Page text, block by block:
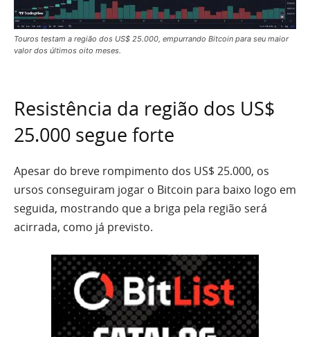
Touros testam a região dos US$ 25.000, empurrando Bitcoin para seu maior
valor dos últimos oito meses.
Resistência da região dos US$
25.000 segue forte
Apesar do breve rompimento dos US$ 25.000, os
ursos conseguiram jogar o Bitcoin para baixo logo em
seguida, mostrando que a briga pela região será
acirrada, como já previsto.